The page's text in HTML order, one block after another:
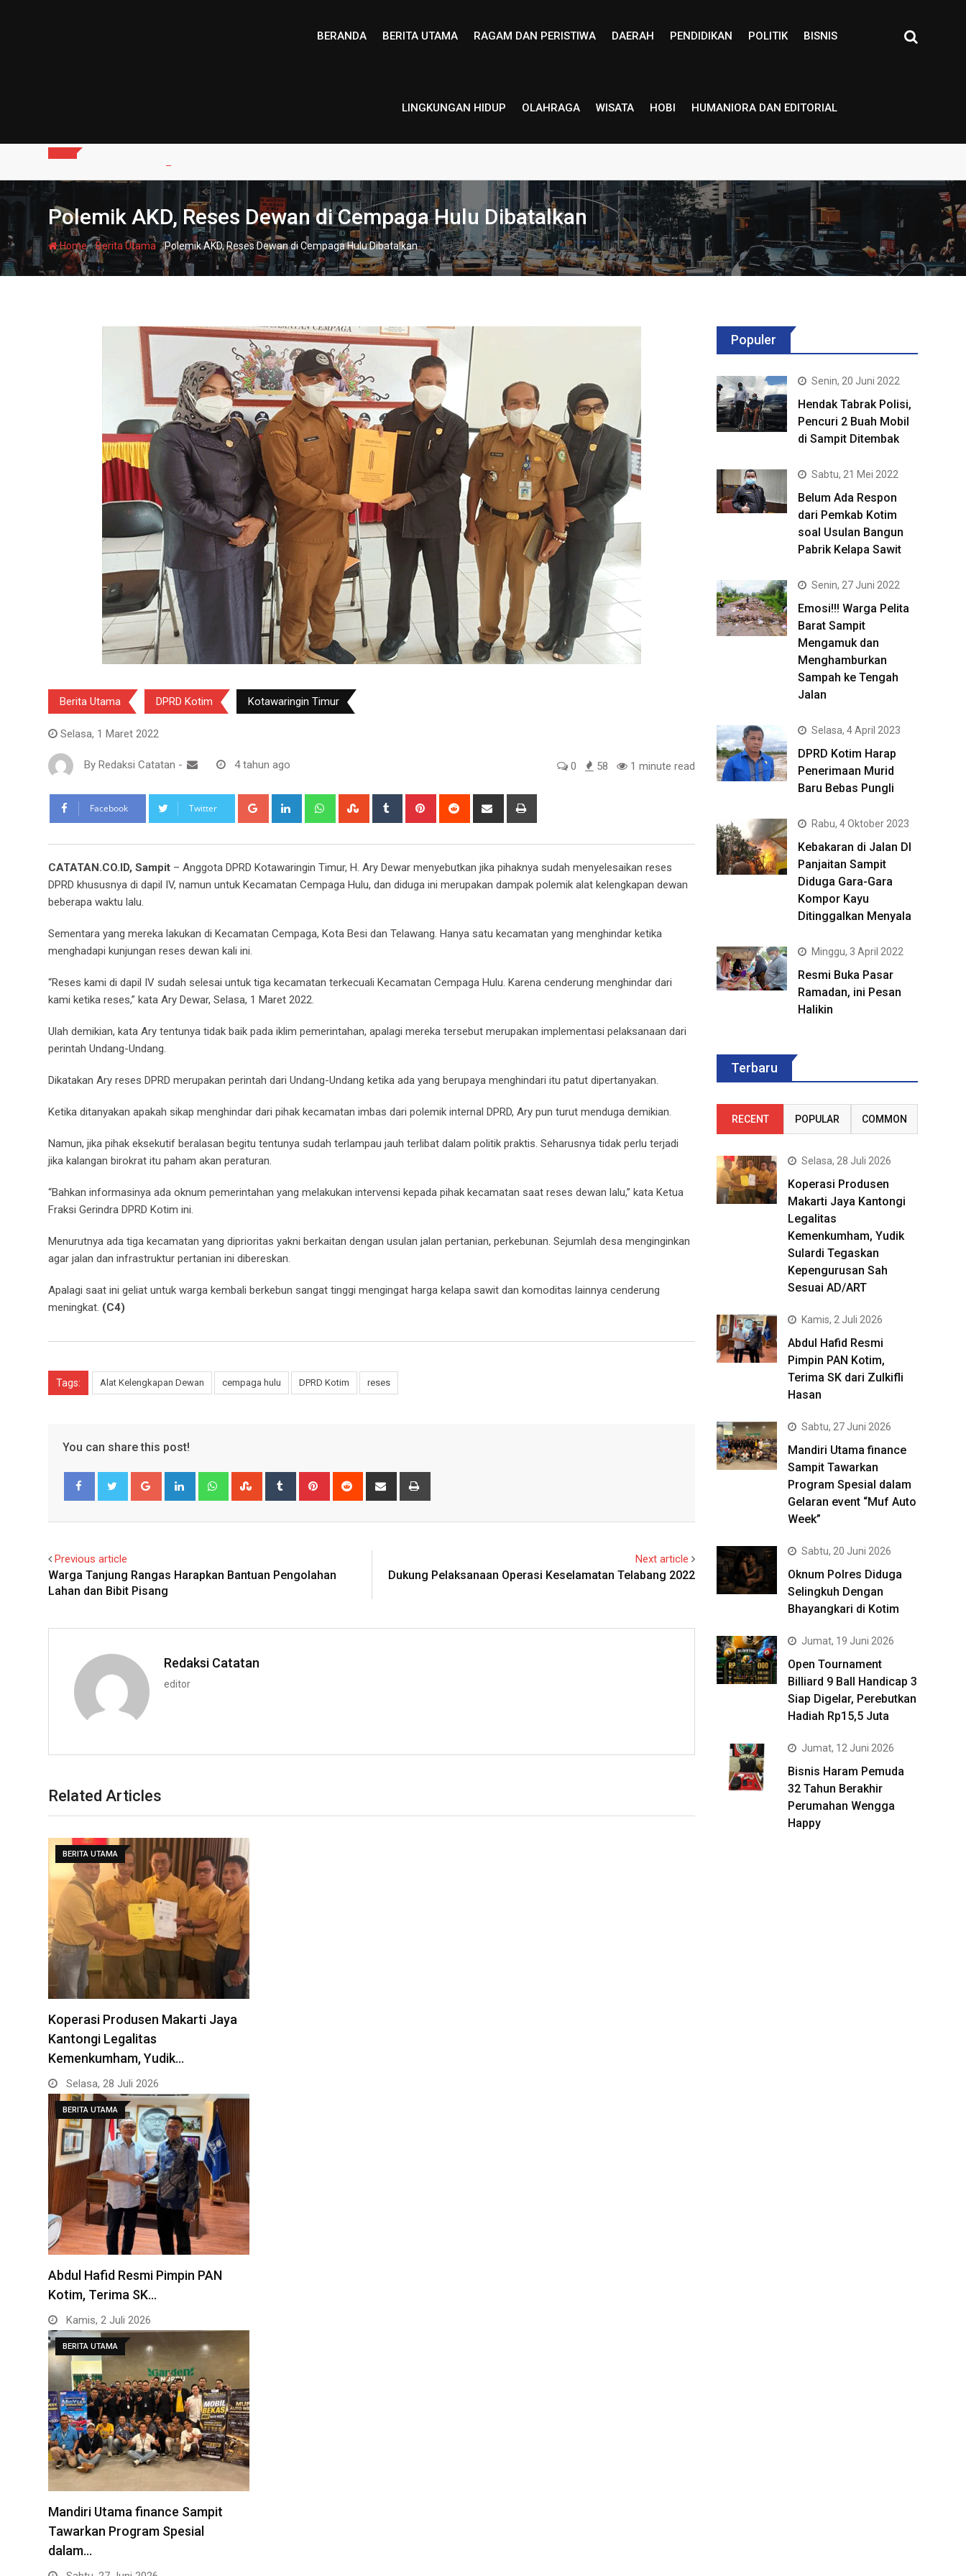
BERANDA BERITA UTAMA RAGAM DAN PERISTIWA DAERAH PENDIDIKAN POLITIK BISNIS
LINGKUNGAN HIDUP OLAHRAGA WISATA HOBI HUMANIORA DAN EDITORIAL
Polemik AKD, Reses Dewan di Cempaga Hulu Dibatalkan
Home-Berita Utama-Polemik AKD, Reses Dewan di Cempaga Hulu Dibatalkan
Berita Utama DPRD Kotim Kotawaringin Timur
Selasa, 1 Maret 2022
By Redaksi Catatan - 4 tahun ago 0 58 1 minute read
Facebook Twitter Google+ LinkedIn WhatsappStumbleUpon
Tumblr Pinterest Reddit
Share
CATATAN.CO.ID, Sampit – Anggota DPRD Kotawaringin Timur, H. Ary Dewar menyebutkan jika pihaknya sudah menyelesaikan reses
DPRD khususnya di dapil IV, namun untuk Kecamatan Cempaga Hulu, dan diduga ini merupakan dampak polemik alat kelengkapan dewan
beberapa waktu lalu.
Sementara yang mereka lakukan di Kecamatan Cempaga, Kota Besi dan Telawang. Hanya satu kecamatan yang menghindar ketika
menghadapi kunjungan reses dewan kali ini.
“Reses kami di dapil IV sudah selesai untuk tiga kecamatan terkecuali Kecamatan Cempaga Hulu. Karena cenderung menghindar dari
kami ketika reses,” kata Ary Dewar, Selasa, 1 Maret 2022.
Ulah demikian, kata Ary tentunya tidak baik pada iklim pemerintahan, apalagi mereka tersebut merupakan implementasi pelaksanaan dari
perintah Undang-Undang.
Dikatakan Ary reses DPRD merupakan perintah dari Undang-Undang ketika ada yang berupaya menghindari itu patut dipertanyakan.
Ketika ditanyakan apakah sikap menghindar dari pihak kecamatan imbas dari polemik internal DPRD, Ary pun turut menduga demikian.
Namun, jika pihak eksekutif beralasan begitu tentunya sudah terlampau jauh terlibat dalam politik praktis. Seharusnya tidak perlu terjadi
jika kalangan birokrat itu paham akan peraturan.
“Bahkan informasinya ada oknum pemerintahan yang melakukan intervensi kepada pihak kecamatan saat reses dewan lalu,” kata Ketua
Fraksi Gerindra DPRD Kotim ini.
Menurutnya ada tiga kecamatan yang diprioritas yakni berkaitan dengan usulan jalan pertanian, perkebunan. Sejumlah desa menginginkan
agar jalan dan infrastruktur pertanian ini dibereskan.
Apalagi saat ini geliat untuk warga kembali berkebun sangat tinggi mengingat harga kelapa sawit dan komoditas lainnya cenderung
meningkat. (C4)
Tags: Alat Kelengkapan Dewan cempaga hulu DPRD Kotim reses
You can share this post!
Google+ LinkedIn WhatsappStumbleUpon
Tumblr Pinterest Reddit
Share
Previous article
Warga Tanjung Rangas Harapkan Bantuan Pengolahan
Lahan dan Bibit Pisang
Next article
Dukung Pelaksanaan Operasi Keselamatan Telabang 2022
Redaksi Catatan
editor
Related Articles
BERITA UTAMA
Koperasi Produsen Makarti Jaya
Kantongi Legalitas
Kemenkumham, Yudik…
Selasa, 28 Juli 2026
BERITA UTAMA
Abdul Hafid Resmi Pimpin PAN
Kotim, Terima SK…
Kamis, 2 Juli 2026
BERITA UTAMA
Mandiri Utama finance Sampit
Tawarkan Program Spesial
dalam…
Populer
Senin, 20 Juni 2022
Hendak Tabrak Polisi,
Pencuri 2 Buah Mobil
di Sampit Ditembak
Sabtu, 21 Mei 2022
Belum Ada Respon
dari Pemkab Kotim
soal Usulan Bangun
Pabrik Kelapa Sawit
Senin, 27 Juni 2022
Emosi!!! Warga Pelita
Barat Sampit
Mengamuk dan
Menghamburkan
Sampah ke Tengah
Jalan
Selasa, 4 April 2023
DPRD Kotim Harap
Penerimaan Murid
Baru Bebas Pungli
Rabu, 4 Oktober 2023
Kebakaran di Jalan DI
Panjaitan Sampit
Diduga Gara-Gara
Kompor Kayu
Ditinggalkan Menyala
Minggu, 3 April 2022
Resmi Buka Pasar
Ramadan, ini Pesan
Halikin
Terbaru
RECENT POPULAR COMMON
Selasa, 28 Juli 2026
Koperasi Produsen
Makarti Jaya Kantongi
Legalitas
Kemenkumham, Yudik
Sulardi Tegaskan
Kepengurusan Sah
Sesuai AD/ART
Kamis, 2 Juli 2026
Abdul Hafid Resmi
Pimpin PAN Kotim,
Terima SK dari Zulkifli
Hasan
Sabtu, 27 Juni 2026
Mandiri Utama finance
Sampit Tawarkan
Program Spesial dalam
Gelaran event “Muf Auto
Week”
Sabtu, 20 Juni 2026
Oknum Polres Diduga
Selingkuh Dengan
Bhayangkari di Kotim
Jumat, 19 Juni 2026
Open Tournament
Billiard 9 Ball Handicap 3
Siap Digelar, Perebutkan
Hadiah Rp15,5 Juta
Jumat, 12 Juni 2026
Bisnis Haram Pemuda
32 Tahun Berakhir
Perumahan Wengga
Happy